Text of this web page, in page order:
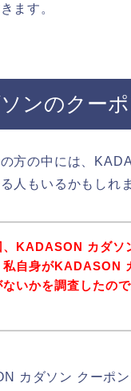
ます。
ンのクー
方の中には、
人もいるかもしれ
、KADASON カダソ
私自身がKADASON
ないかを調査したの
カダソン クーポ